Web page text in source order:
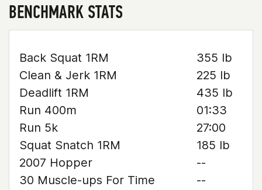
BENCHMARK STATS
Back Squat 1RM
355 lb
Clean & Jerk 1RM
225 lb
Deadlift 1RM
435 lb
Run 400m
01:33
Run 5k
27:00
Squat Snatch 1RM
185 lb
2007 Hopper
--
30 Muscle-ups For Time
--